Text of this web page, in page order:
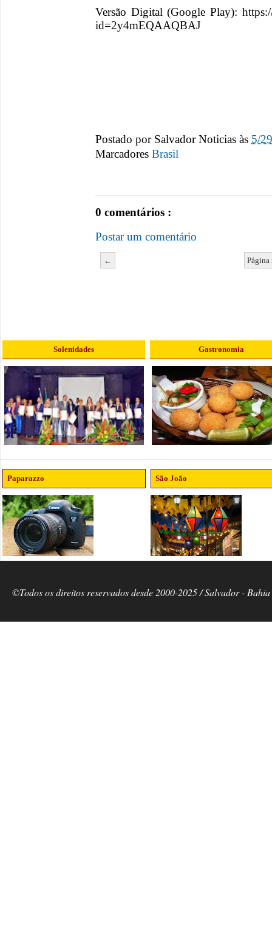
Versão Digital (Google Play):
id=2y4mEQAAQBAJ
Postado por Salvador Noticias às 5/
Marcadores Brasil
0 comentários :
Postar um comentário
←
Solenidades Gastronomia
Paparazzo São João
©Todos os direitos reservados desde 2000-2025 / Salvador -